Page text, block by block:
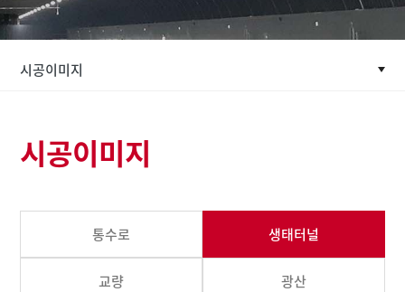
시공이미지
시공이미지
통수로 생태터널
교량 광산